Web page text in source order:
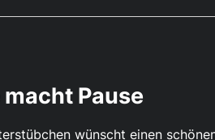
macht Pause
wünscht einen